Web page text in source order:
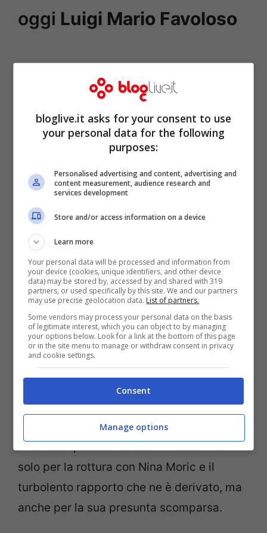
oggi Luigi Mario Favoloso
L’ex gieffino Luigi Mario Favoloso (Screenshot da
Facebook)
Dopo la sua partecipazione al
Fratello 15l’ex gieffino ha continuato a
catturare non poco l’attenzione del gossip
e dei telespettatori. Sotto i riflettori non
solo per la rottura con Nina Moric e il
turbolento rapporto che ne è derivato, ma
anche per la sua presunta scomparsa.
bloglive.it asks for your consent to use
your personal data for the following
purposes:
Personalised advertising and content, advertising and
content measurement, audience research and
services development
Store and/or access information on a device
Learn more
Your personal data will be processed and information from
your device (cookies, unique identifiers, and other device
data) may be stored by, accessed by and shared with 319
partners, or used specifically by this site. We and our partners
may use precise geolocation data. List of partners.
Some vendors may process your personal data on the basis
of legitimate interest, which you can object to by managing
your options below. Look for a link at the bottom of this page
or in the site menu to manage or withdraw consent in privacy
and cookie settings.
Consent
Manage options